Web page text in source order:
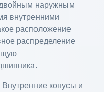
наружным
внутренними
расположение
распределение
Внутренние конусы и